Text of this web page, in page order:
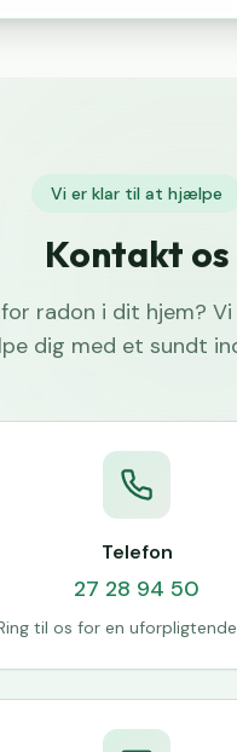
Vi er klar til at hjælpe
Kontakt os
radon i dit hjem?
dig med et sundt
Telefon
27 28 94 50
til os for en